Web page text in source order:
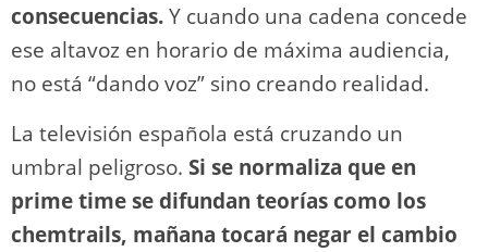
consecuencias.Y cuando una cadena concede
ese altavoz en horario de máxima audiencia,
no está “dando voz” sino creando realidad.
La televisión española está cruzando un
umbral peligroso. Si se normaliza que en
prime time se difundan teorías como los
chemtrails, mañana tocará negar el cambio